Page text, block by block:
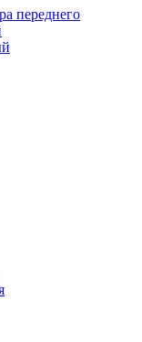
переднего